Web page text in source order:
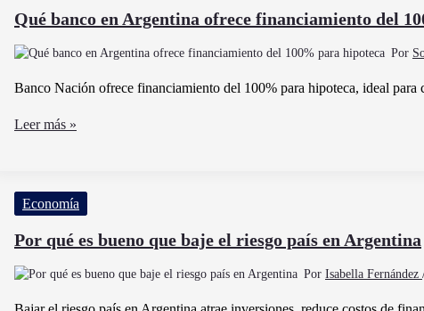
A
Solo
Hijo
Cuáles
Requisitos
Qué banco en Argentina ofrece financiamiento del
Por
Banco Nación ofrece financiamiento del 100% para hipoteca, ideal
Qué
Argentina
ofrece
financiamiento
100%
para
Leer más »
Economía
Por qué es bueno que baje el riesgo país en Argentina
Por Isabella Fernández